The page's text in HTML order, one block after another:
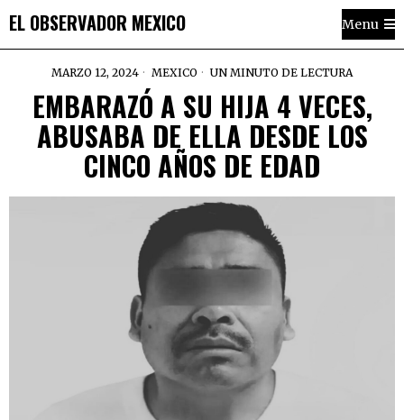
EL OBSERVADOR MEXICO Menu
MARZO 12, 2024 MEXICO UN MINUTO DE LECTURA
EMBARAZÓ A SU HIJA 4 VECES,
ABUSABA DE ELLA DESDE LOS
CINCO AÑOS DE EDAD